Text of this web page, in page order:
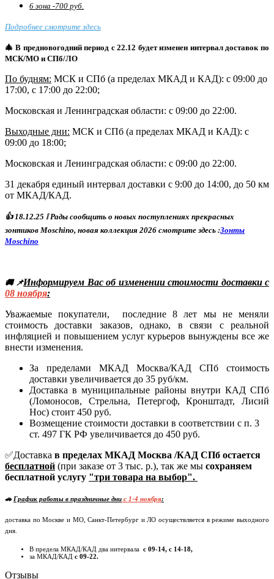
6 зона -700 руб.
Подробнее смотрите здесь
🎄 В предновогодний период с 22.12 будет изменен интервал доставок по
МСК/МО и СПб/ЛО
По будням: МСК и СПб (а пределах МКАД и КАД): с 09:00 до
17:00, с 17:00 до 22:00;
Московская и Ленинградская области: с 09:00 до 22:00.
Выходные дни: МСК и СПб (а пределах МКАД и КАД): с
09:00 до 18:00;
Московская и Ленинградская области: с 09:00 до 22:00.
31 декабря единый интервал доставки с 9:00 до 14:00, до 50 км
от МКАД/КАД.
👍18.12.25 ❕ Рады сообщить о новых поступлениях прекрасных
зонтиков Moschino, новая коллекция 2026 смотрите здесь :Зонты
Moschino
🚚 📌Информируем Вас об изменении стоимости доставки с
08 ноября:
Уважаемые покупатели, последние 8 лет мы не меняли
стоимость доставки заказов, однако, в связи с реальной
инфляцией и повышением услуг курьеров вынуждены все же
внести изменения.
За пределами МКАД Москва/КАД СПб стоимость
доставки увеличивается до 35 руб/км.
Доставка в муниципальные районы внутри КАД СПб
(Ломоносов, Стрельна, Петергоф, Кронштадт, Лисий
Нос) стоит 450 руб.
Возмещение стоимости доставки в соответствии с п. 3
ст. 497 ГК РФ увеличивается до 450 руб.
✅Доставка в пределах МКАД Москва /КАД СПб остается
бесплатной (при заказе от 3 тыс. р.), так же мы сохраняем
бесплатной услугу "три товара на выбор".
🚗 График работы в праздничные дни c 1-4 ноября:
доставка по Москве и МО, Санкт-Петербург и ЛО осуществляется в режиме выходного
дня.
В предела МКАД/КАД два интервала с 09-14, с 14-18,
за МКАД/КАД с 09-22.
Отзывы